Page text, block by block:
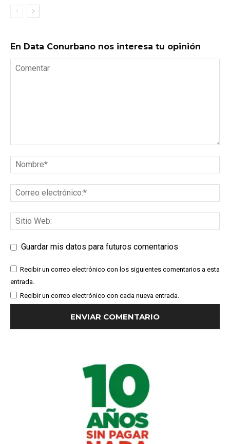
En Data Conurbano nos interesa tu opinión
Guardar mis datos para futuros comentarios
Recibir un correo electrónico con los siguientes comentarios a esta
entrada.
Recibir un correo electrónico con cada nueva entrada.